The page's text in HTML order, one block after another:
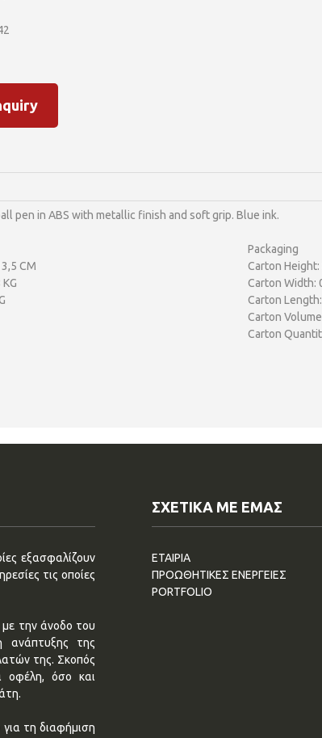
pen in ABS with metallic finish and soft grip. Blue ink.
CM
Packaging
Carton Height:
Carton Width:
Carton
Carton
Carton
εξασφαλίζουν
τις οποίες
την άνοδο του
ανάπτυξης της
της. Σκοπός
οφέλη, όσο και
τη διαφήμιση
ΣΧΕΤΙΚΑ ΜΕ ΕΜΑΣ
ΕΤΑΙΡΙΑ
ΠΡΟΩΘΗΤΙΚΕΣ ΕΝΕΡΓΕΙΕΣ
PORTFOLIO